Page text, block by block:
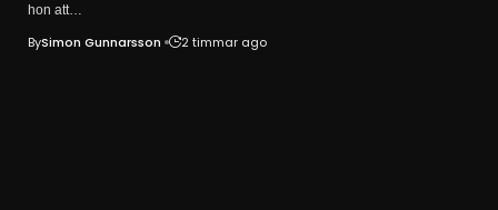
hon att…
BySimon Gunnarsson 2 timmar ago